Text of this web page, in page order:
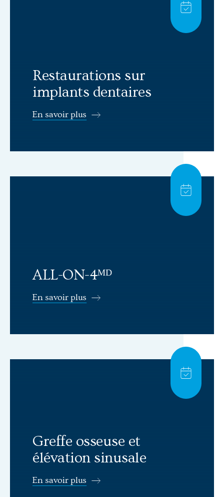
Restaurations sur
implants dentaires
En savoir plus
ALL-ON-4ᴹᴰ
En savoir plus
En savoir plus: Greffe osseuse et élévation sinusale
Greffe osseuse et
élévation sinusale
En savoir plus